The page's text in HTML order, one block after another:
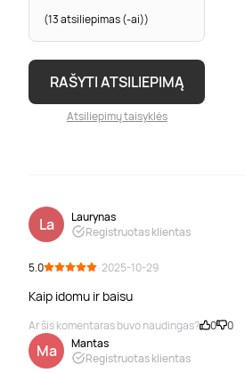
(13 atsiliepimas (-ai))
RAŠYTI ATSILIEPIMĄ
Atsiliepimų taisyklės
La
Laurynas
Registruotas klientas
5.0 · 2025-10-29
Kaip idomu ir baisu
Ar šis komentaras buvo naudingas? 0 0
Ma
Mantas
Registruotas klientas